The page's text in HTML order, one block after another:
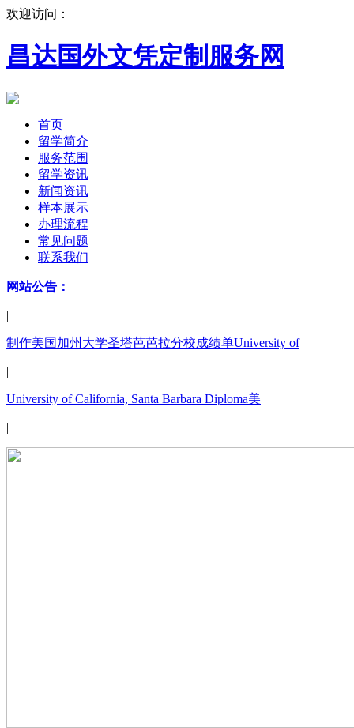
欢迎访问：
昌达国外文凭定制服务网
首页
留学简介
服务范围
留学资讯
新闻资讯
样本展示
办理流程
常见问题
联系我们
网站公告：
|
制作美国加州大学圣塔芭芭拉分校成绩单University of
|
University of California, Santa Barbara Diploma美
|